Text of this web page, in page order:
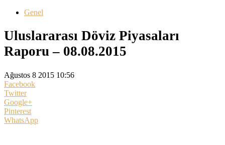
Genel
Uluslararası Döviz Piyasaları
Raporu – 08.08.2015
Ağustos 8 2015 10:56
Facebook
Twitter
Google+
Pinterest
WhatsApp